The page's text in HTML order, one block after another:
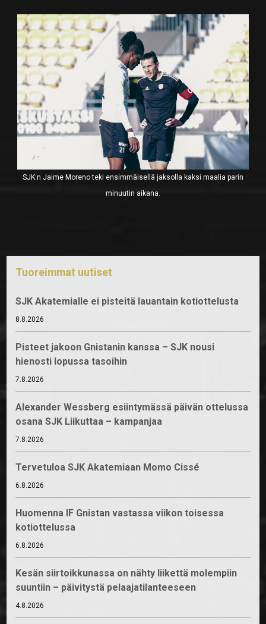
SJK:n Jaime Moreno teki ensimmäisellä jaksolla kaksi maalia parin
minuutin aikana.
Tuoreimmat uutiset
SJK Akatemialle ei pisteitä lauantain kotiottelusta
8.8.2026
Pisteet jakoon Gnistanin kanssa – SJK nousi
hienosti lopussa tasoihin
7.8.2026
Alexander Wessberg esiintymässä päivän ottelussa
osana SJK Liikuttaa – kampanjaa
7.8.2026
Tervetuloa SJK Akatemiaan Momo Cissé
6.8.2026
Huomenna IF Gnistan vastassa viikon toisessa
kotiottelussa
6.8.2026
Kesän siirtoikkunassa on nähty liikettä molempiin
suuntiin – päivitystä pelaajatilanteeseen
4.8.2026